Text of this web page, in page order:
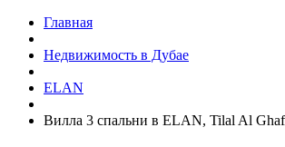
Главная
Недвижимость в Дубае
ELAN
Вилла 3 спальни в ELAN, Tilal Al